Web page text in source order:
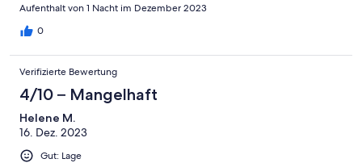
Aufenthalt von 1 Nacht im Dezember 2023
0
Verifizierte Bewertung
4/10 – Mangelhaft
Helene M.
16. Dez. 2023
Gut: Lage